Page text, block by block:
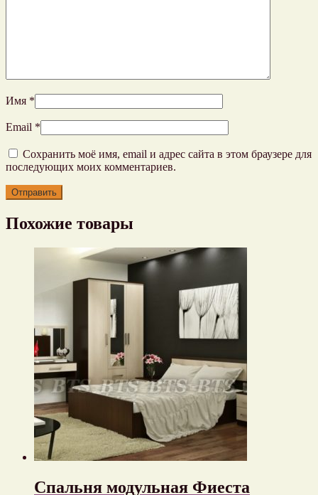
Имя *
Email *
Сохранить моё имя, email и адрес сайта в этом браузере для
последующих моих комментариев.
Похожие товары
Спальня модульная Фиеста